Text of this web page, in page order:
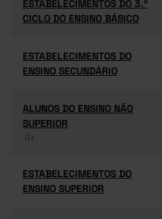
ESTABELECIMENTOS DO 3.º
CICLO DO ENSINO BÁSICO
ESTABELECIMENTOS DO 3.º
CICLO DO ENSINO BÁSICO
ESTABELECIMENTOS DO
ENSINO SECUNDÁRIO
ESTABELECIMENTOS DO
ENSINO SECUNDÁRIO
ALUNOS DO ENSINO NÃO
SUPERIOR
(1)
ALUNOS DO ENSINO NÃO
SUPERIOR
(1)
ESTABELECIMENTOS DO
ENSINO SUPERIOR
ESTABELECIMENTOS DO
ENSINO SUPERIOR